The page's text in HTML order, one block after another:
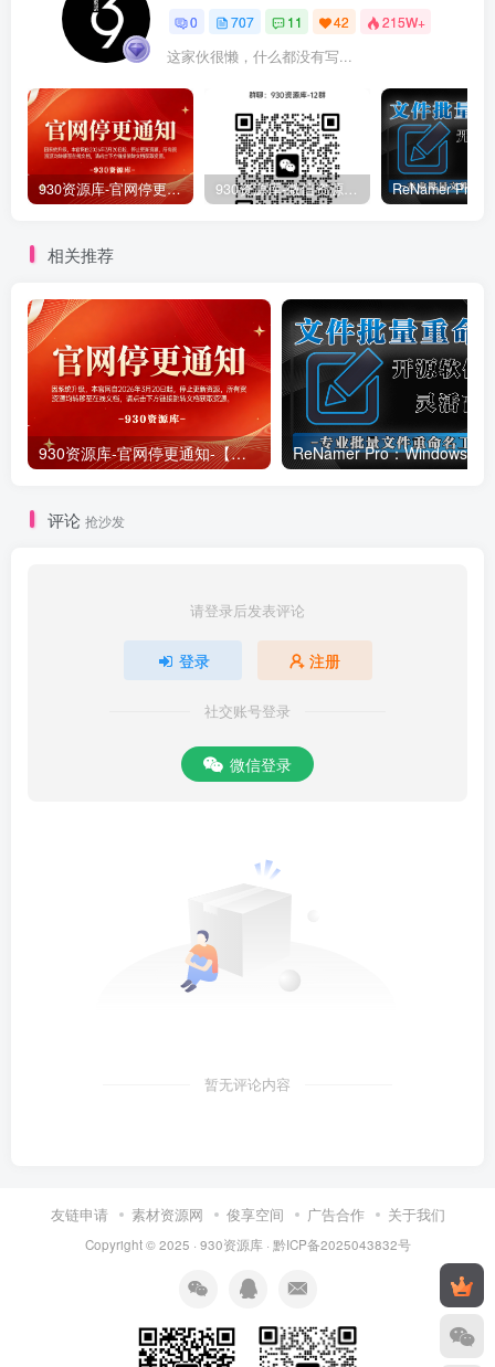
0 707 11 42 215W+
这家伙很懒，什么都没有写...
930资源库-官网停更通知-【换在线文档更新-每日更新】
相关推荐
930资源库-官网停更通知-【换在线文档更新-每日更新】
评论 抢沙发
请登录后发表评论
登录 注册
社交账号登录
微信登录
暂无评论内容
友链申请 素材资源网 俊享空间 广告合作 关于我们
Copyright © 2025 · 930资源库· 黔ICP备2025043832号